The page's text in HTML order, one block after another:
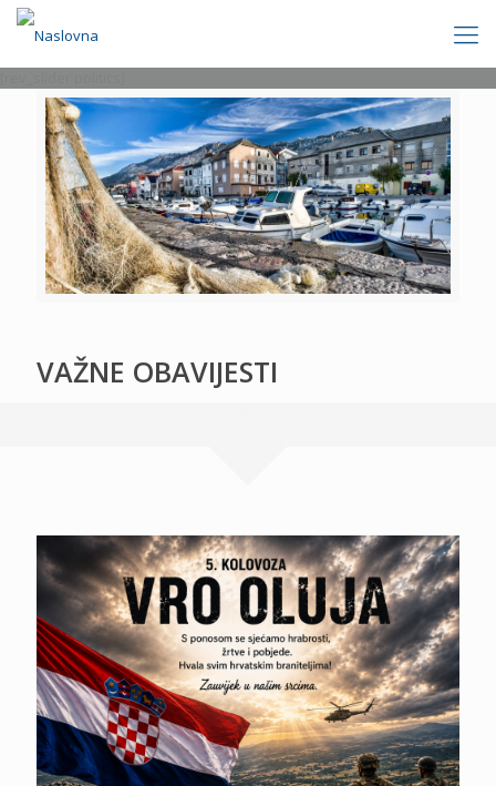
VAŽNE OBAVIJESTI